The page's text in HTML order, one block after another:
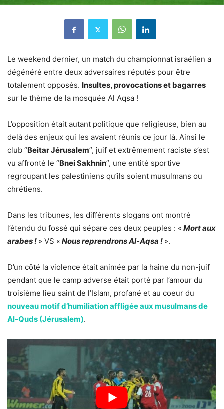
Le weekend dernier, un match du championnat israélien a
dégénéré entre deux adversaires réputés pour être
totalement opposés. Insultes, provocations et bagarres
sur le thème de la mosquée Al Aqsa !
L’opposition était autant politique que religieuse, bien au
delà des enjeux qui les avaient réunis ce jour là. Ainsi le
club “Beitar Jérusalem”, juif et extrêmement raciste s’est
vu affronté le “Bnei Sakhnin”, une entité sportive
regroupant les palestiniens qu’ils soient musulmans ou
chrétiens.
Dans les tribunes, les différents slogans ont montré
l’étendu du fossé qui sépare ces deux peuples : « Mort aux
arabes ! » VS « Nous reprendrons Al-Aqsa ! ».
D’un côté la violence était animée par la haine du non-juif
pendant que le camp adverse était porté par l’amour du
troisième lieu saint de l’Islam, profané et au coeur du
nouveau motif d’humiliation affligée aux musulmans de
Al-Quds (Jérusalem).